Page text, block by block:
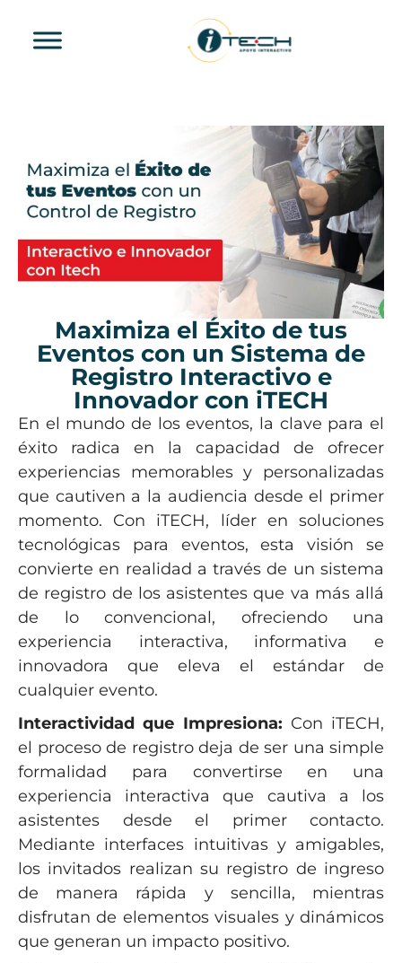
Maximiza el Éxito de tus
Eventos con un Sistema de
Registro Interactivo e
Innovador con iTECH
En el mundo de los eventos, la clave para el
éxito radica en la capacidad de ofrecer
experiencias memorables y personalizadas
que cautiven a la audiencia desde el primer
momento. Con iTECH, líder en soluciones
tecnológicas para eventos, esta visión se
convierte en realidad a través de un sistema
de registro de los asistentes que va más allá
de lo convencional, ofreciendo una
experiencia interactiva, informativa e
innovadora que eleva el estándar de
cualquier evento.
Interactividad que Impresiona: Con iTECH,
el proceso de registro deja de ser una simple
formalidad para convertirse en una
experiencia interactiva que cautiva a los
asistentes desde el primer contacto.
Mediante interfaces intuitivas y amigables,
los invitados realizan su registro de ingreso
de manera rápida y sencilla, mientras
disfrutan de elementos visuales y dinámicos
que generan un impacto positivo.